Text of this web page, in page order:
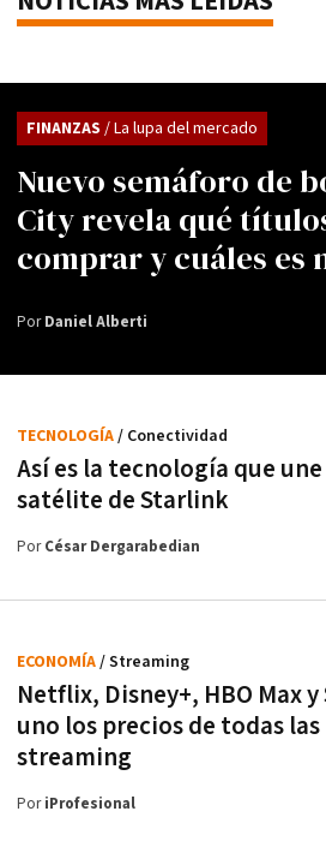
Nuevo semáforo de
City revela qué
comprar y cuáles es
FINANZAS / La lupa del mercado
PorDaniel Alberti
Así es la tecnología que
satélite de Starlink
TECNOLOGÍA/ Conectividad
PorCésar Dergarabedian
Netflix, Disney+, HBO Max
uno los precios de todas
streaming
ECONOMÍA/ Streaming
PoriProfesional